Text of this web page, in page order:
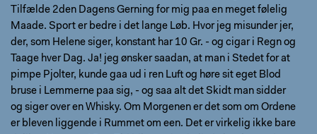
Tilfælde 2den Dagens Gerning for mig paa en meget følelig
Maade. Sport er bedre i det lange Løb. Hvor jeg misunder jer,
der, som Helene siger, konstant har 10 Gr. - og cigar i Regn og
Taage hver Dag. Ja! jeg ønsker saadan, at man i Stedet for at
pimpe Pjolter, kunde gaa ud i ren Luft og høre sit eget Blod
bruse i Lemmerne paa sig, - og saa alt det Skidt man sidder
og siger over en Whisky. Om Morgenen er det som om Ordene
er bleven liggende i Rummet om een. Det er virkelig ikke bare